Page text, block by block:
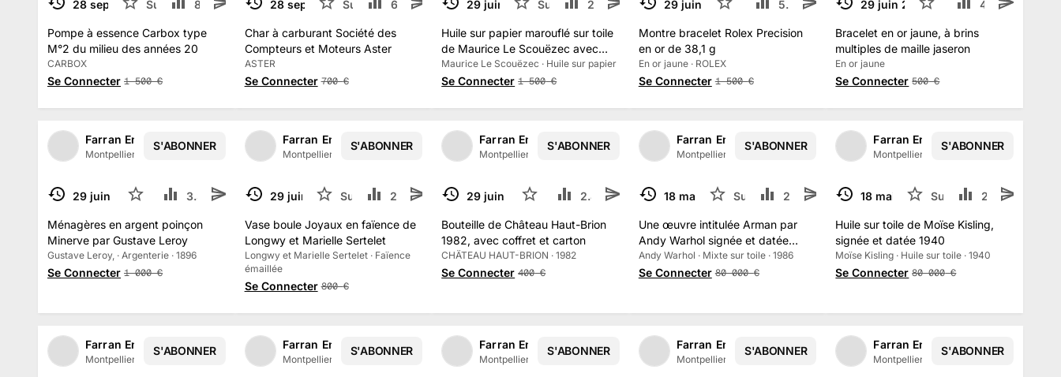
TERMINÉ28 sept. 2025Suivre 8.7 k
Pompe à essence Carbox type
M°2 du milieu des années 20
CARBOX
Se Connecter 1 500 €
TERMINÉ28 sept. 2025Suivre 6.3 k
Char à carburant Société des
Compteurs et Moteurs Aster
ASTER
Se Connecter 700 €
TERMINÉ29 juin 2025 Suivre 2.7 k
Huile sur papier marouflé sur toile
de Maurice Le Scouëzec avec
certificat
Maurice Le Scouëzec · Huile sur papier
Se Connecter 1 500 €
TERMINÉ29 juin 2025 5.9 k
Montre bracelet Rolex Precision
en or de 38,1 g
En or jaune · ROLEX
Se Connecter 1 500 €
TERMINÉ29 juin 2025 4 k
Bracelet en or jaune, à brins
multiples de maille jaseron
En or jaune
Se Connecter 500 €
Farran Enchères
Montpellier, France· 138abonné
S'ABONNER
TERMINÉ
1/2
29 juin 2025 3.3 k
Ménagères en argent poinçon
Minerve par Gustave Leroy
Gustave Leroy, · Argenterie · 1896
Se Connecter 1 000 €
Farran Enchères
Montpellier, France· 138abonné
S'ABONNER
TERMINÉ
1/2
29 juin 2025 Suivre 2.5 k
Vase boule Joyaux en faïence de
Longwy et Marielle Sertelet
Longwy et Marielle Sertelet · Faïence
émaillée
Se Connecter 800 €
Farran Enchères
Montpellier, France· 138abonné
S'ABONNER
TERMINÉ29 juin 2025 2.4 k
Bouteille de Château Haut-Brion
1982, avec coffret et carton
CHÄTEAU HAUT-BRION · 1982
Se Connecter 400 €
Farran Enchères
Montpellier, France· 138abonné
S'ABONNER
TERMINÉ
1/2
18 mai 2025 Suivre 2.8 k
Une œuvre intitulée Arman par
Andy Warhol signée et datée
1986
Andy Warhol · Mixte sur toile · 1986
Se Connecter 80 000 €
Farran Enchères
Montpellier, France·138abonné
S'ABONNER
TERMINÉ
1/2
18 mai 2025 Suivre 2.1 k
Huile sur toile de Moïse Kisling,
signée et datée 1940
Moïse Kisling · Huile sur toile · 1940
Se Connecter 80 000 €
Farran Enchères
Montpellier, France· 138abonné
S'ABONNER
1/3 Farran Enchères
Montpellier, France· 138abonné
S'ABONNER Farran Enchères
Montpellier, France· 138abonné
S'ABONNER
1/2 Farran Enchères
Montpellier, France· 138abonné
S'ABONNER
1/2 Farran Enchères
Montpellier, France·138abonné
S'ABONNER